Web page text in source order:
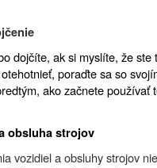
dojčíte, ak si myslíte, že ste
poraďte sa so
ako začnete používať
obsluha strojov
vozidiel a obsluhy strojov